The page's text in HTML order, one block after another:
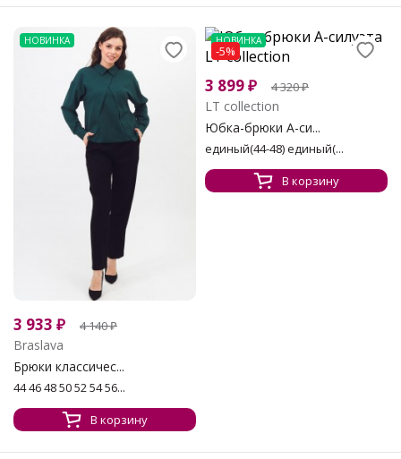
НОВИНКА
3 933 ₽ 4 140₽
Braslava
Брюки классичес...
44 46 48 50 52 54 56...
В корзину
НОВИНКА
-5%
3 899₽ 4 320₽
LT collection
Юбка-брюки А-си...
единый(44-48) единый(...
В корзину